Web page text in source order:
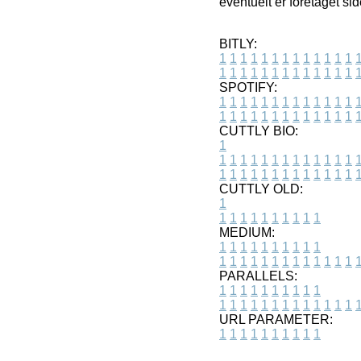
BITLY:
1 1 1 1 1 1 1 1 1 1 1 1 1 1
1 1 1 1 1 1 1 1 1 1 1 1 1 1
SPOTIFY:
1 1 1 1 1 1 1 1 1 1 1 1 1 1
1 1 1 1 1 1 1 1 1 1 1 1 1 1
CUTTLY BIO:
1
1 1 1 1 1 1 1 1 1 1 1 1 1 1
1 1 1 1 1 1 1 1 1 1 1 1 1 1
CUTTLY OLD:
1
1 1 1 1 1 1 1 1 1 1
MEDIUM:
1 1 1 1 1 1 1 1 1 1
1 1 1 1 1 1 1 1 1 1 1 1 1 1
PARALLELS:
1 1 1 1 1 1 1 1 1 1
1 1 1 1 1 1 1 1 1 1 1 1 1 1
URL PARAMETER:
1 1 1 1 1 1 1 1 1 1